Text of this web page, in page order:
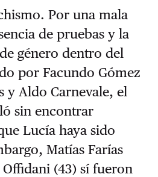
Por una mala
de pruebas y la
género dentro del
por Facundo Gómez
y Aldo Carnevale, el
sin encontrar
Lucía haya sido
Matías Farías
Offidani (43) sí fueron